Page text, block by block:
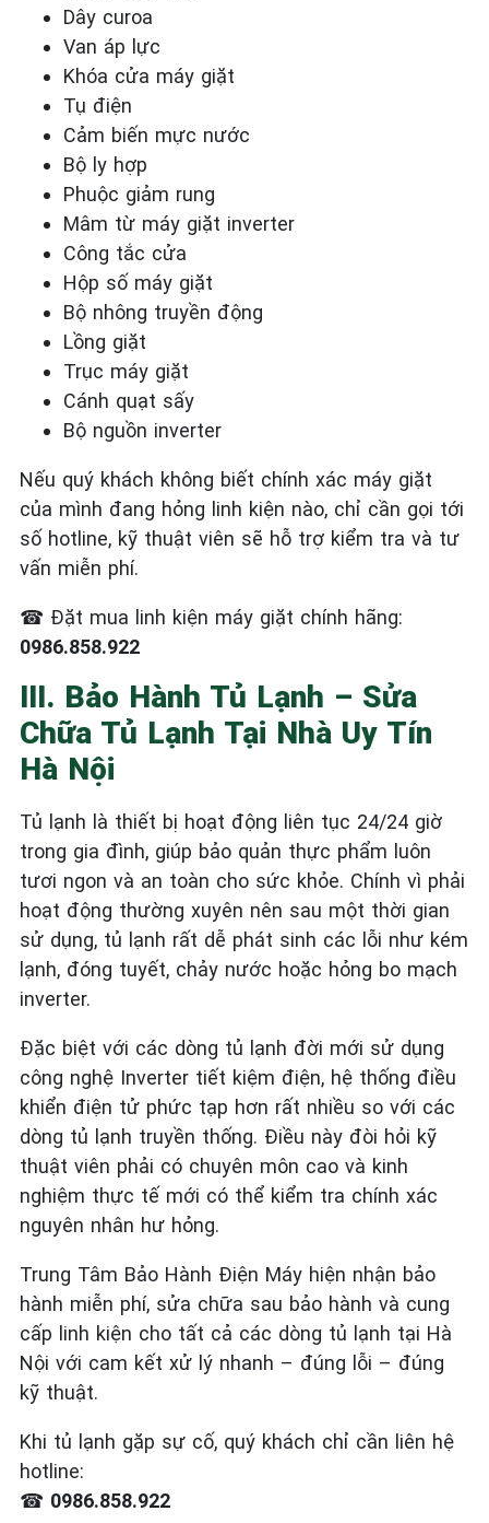
Dây curoa
Van áp lực
Khóa cửa máy giặt
Tụ điện
Cảm biến mực nước
Bộ ly hợp
Phuộc giảm rung
Mâm từ máy giặt inverter
Công tắc cửa
Hộp số máy giặt
Bộ nhông truyền động
Lồng giặt
Trục máy giặt
Cánh quạt sấy
Bộ nguồn inverter
Nếu quý khách không biết chính xác máy giặt
của mình đang hỏng linh kiện nào, chỉ cần gọi tới
số hotline, kỹ thuật viên sẽ hỗ trợ kiểm tra và tư
vấn miễn phí.
☎ Đặt mua linh kiện máy giặt chính hãng:
0986.858.922
III. Bảo Hành Tủ Lạnh – Sửa
Chữa Tủ Lạnh Tại Nhà Uy Tín
Hà Nội
Tủ lạnh là thiết bị hoạt động liên tục 24/24 giờ
trong gia đình, giúp bảo quản thực phẩm luôn
tươi ngon và an toàn cho sức khỏe. Chính vì phải
hoạt động thường xuyên nên sau một thời gian
sử dụng, tủ lạnh rất dễ phát sinh các lỗi như kém
lạnh, đóng tuyết, chảy nước hoặc hỏng bo mạch
inverter.
Đặc biệt với các dòng tủ lạnh đời mới sử dụng
công nghệ Inverter tiết kiệm điện, hệ thống điều
khiển điện tử phức tạp hơn rất nhiều so với các
dòng tủ lạnh truyền thống. Điều này đòi hỏi kỹ
thuật viên phải có chuyên môn cao và kinh
nghiệm thực tế mới có thể kiểm tra chính xác
nguyên nhân hư hỏng.
Trung Tâm Bảo Hành Điện Máy hiện nhận bảo
hành miễn phí, sửa chữa sau bảo hành và cung
cấp linh kiện cho tất cả các dòng tủ lạnh tại Hà
Nội với cam kết xử lý nhanh – đúng lỗi – đúng
kỹ thuật.
Khi tủ lạnh gặp sự cố, quý khách chỉ cần liên hệ
hotline:
☎ 0986.858.922